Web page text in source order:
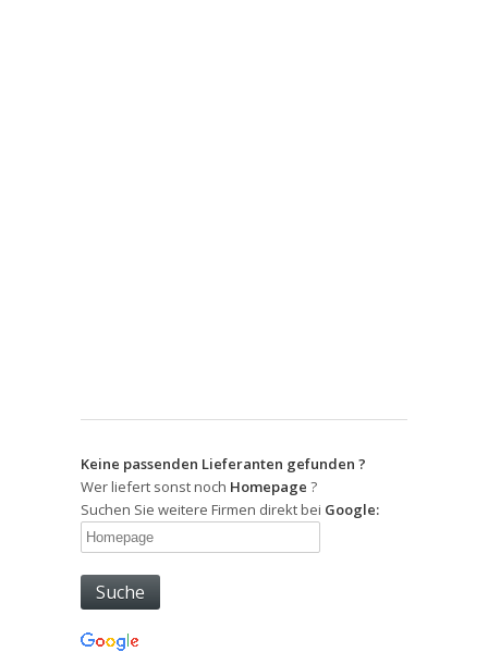
Keine passenden Lieferanten gefunden ?
Wer liefert sonst noch Homepage ?
Suchen Sie weitere Firmen direkt bei Google: